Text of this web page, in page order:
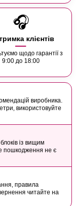
🎧
клієнтів
щодо гарантії з
9:00 до 18:00
виробника.
використовуйте
із вищим
пошкодження не є
правила
читайте на